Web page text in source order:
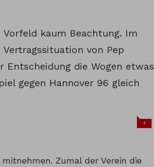
kaum Beachtung. Im
von Pep
Entscheidung die Wogen etwas
gegen Hannover 96 gleich
+
Zumal der Verein die